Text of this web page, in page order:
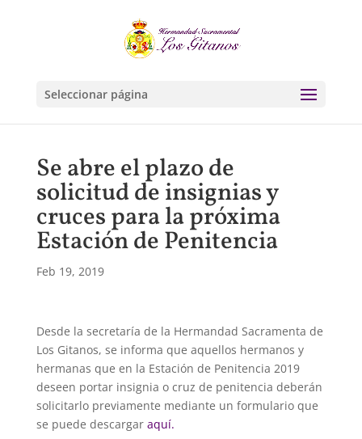
Seleccionar página
Se abre el plazo de
solicitud de insignias y
cruces para la próxima
Estación de Penitencia
Feb 19, 2019
Desde la secretaría de la Hermandad Sacramenta de
Los Gitanos, se informa que aquellos hermanos y
hermanas que en la Estación de Penitencia 2019
deseen portar insignia o cruz de penitencia deberán
solicitarlo previamente mediante un formulario que
se puede descargar aquí.